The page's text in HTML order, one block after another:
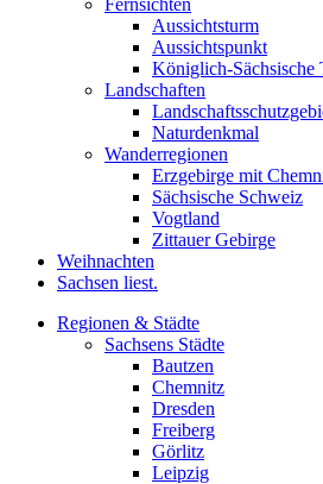
Fernsichten
Aussichtsturm
Aussichtspunkt
Königlich-Sächsische
Landschaften
Naturdenkmal
Wanderregionen
Erzgebirge mit
Sächsische Schweiz
Vogtland
Zittauer Gebirge
Weihnachten
Sachsen liest.
Regionen & Städte
Sachsens Städte
Bautzen
Chemnitz
Dresden
Freiberg
Görlitz
Leipzig